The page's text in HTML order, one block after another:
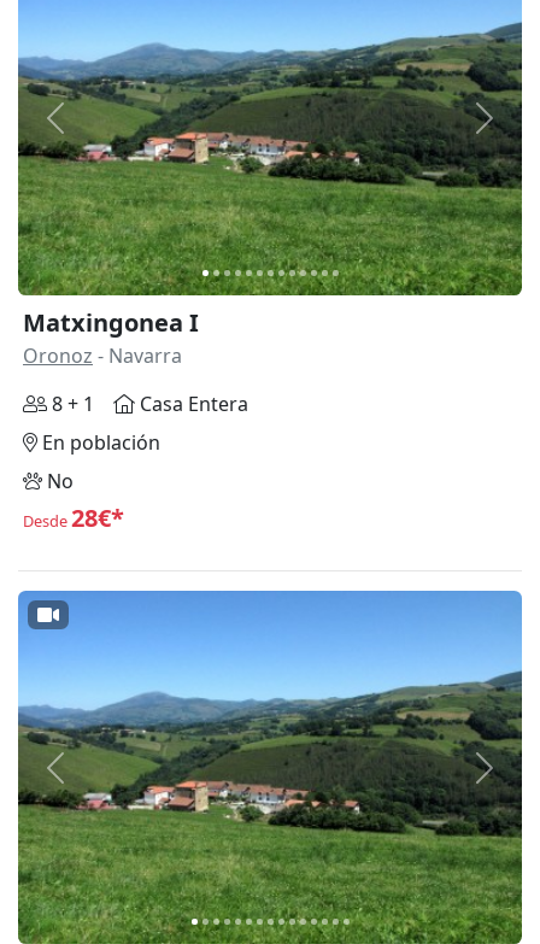
Anterior
Matxingonea I
Oronoz - Navarra
8 + 1
Casa Entera
En población
No
Desde28€*
Anterior